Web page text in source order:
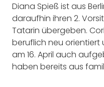
Diana Spieß ist aus
daraufhin ihren 2.
Tatarin übergeben.
beruflich neu orientiert
am 16. April auch
haben bereits aus